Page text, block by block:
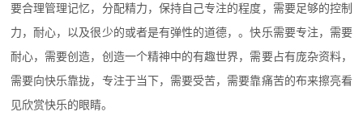
要合理管理记忆，分配精力，保持自己专注的程度，需要足够的控制
力，耐心，以及很少的或者是有弹性的道德，。快乐需要专注，需要
耐心，需要创造，创造一个精神中的有趣世界，需要占有庞杂资料，
需要向快乐靠拢，专注于当下，需要受苦，需要靠痛苦的布来擦亮看
见欣赏快乐的眼睛。